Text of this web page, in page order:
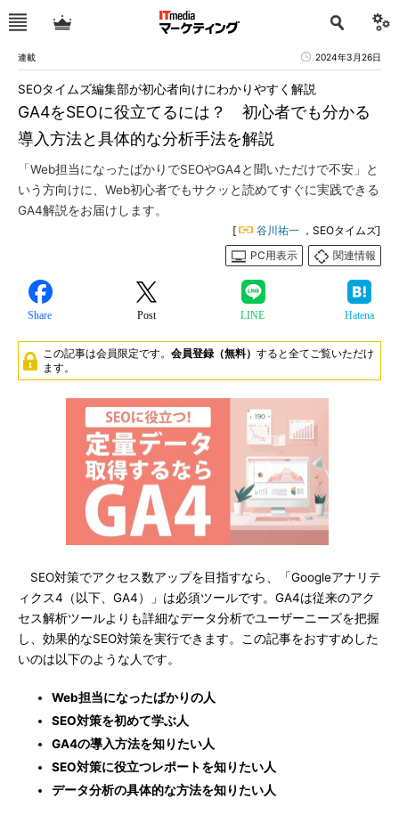
連載 2024年3月26日
GA4をSEOに役立てるには？ 初心者でも分かる
導入方法と具体的な分析手法を解説
SEOタイムズ編集部が初心者向けにわかりやすく解説
「Web担当になったばかりでSEOやGA4と聞いただけで不安」と
いう方向けに、Web初心者でもサクッと読めてすぐに実践できる
GA4解説をお届けします。
[ 谷川祐一 ，SEOタイムズ]
PC用表示
関連情報
Share Post LINE Hatena
この記事は会員限定です。 会員登録（無料） すると全てご覧いただけ
ます。
SEO対策でアクセス数アップを目指すなら、「Googleアナリテ
ィクス4（以下、GA4）」は必須ツールです。GA4は従来のアク
セス解析ツールよりも詳細なデータ分析でユーザーニーズを把握
し、効果的なSEO対策を実行できます。この記事をおすすめした
いのは以下のような人です。
Web担当になったばかりの人
SEO対策を初めて学ぶ人
GA4の導入方法を知りたい人
SEO対策に役立つレポートを知りたい人
データ分析の具体的な方法を知りたい人